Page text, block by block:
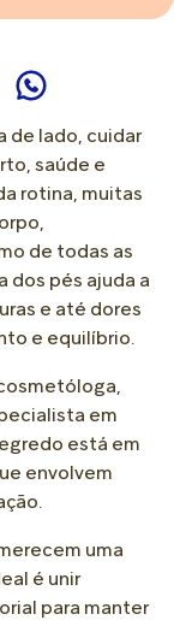
de lado, cuidar
saúde e
rotina, muitas
de todas as
dos pés ajuda a
e até dores
e equilíbrio.
em
está em
envolvem
uma
é unir
para manter